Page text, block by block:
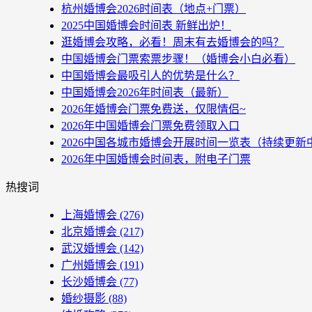
杭州婚博会2026时间表（地点+门票）
2025中国婚博会时间表 新鲜出炉！
逛婚博会攻略，必看！周末有去婚博会的吗？
中国婚博会门票索票步骤！（婚博会小白必看）
中国婚博会最吸引人的优势是什么？
中国婚博会2026年时间表（最新）
2026年婚博会门票免费送，仅限情侣~
2026年中国婚博会门票免费领取入口
2026中国各城市婚博会开展时间一览表（持续更新
2026年中国婚博会时间表，附电子门票
热搜词
上海婚博会 (276)
北京婚博会 (217)
武汉婚博会 (142)
广州婚博会 (191)
长沙婚博会 (77)
婚纱摄影 (88)